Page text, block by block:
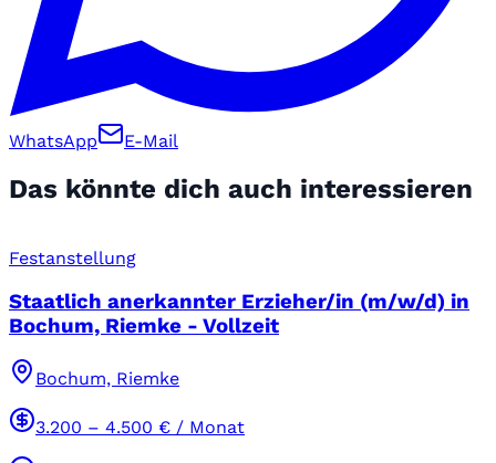
WhatsApp E-Mail
Das könnte dich auch interessieren
Festanstellung
Staatlich anerkannter Erzieher/in (m/w/d) in
Bochum, Riemke - Vollzeit
Bochum, Riemke
3.200 – 4.500 € / Monat